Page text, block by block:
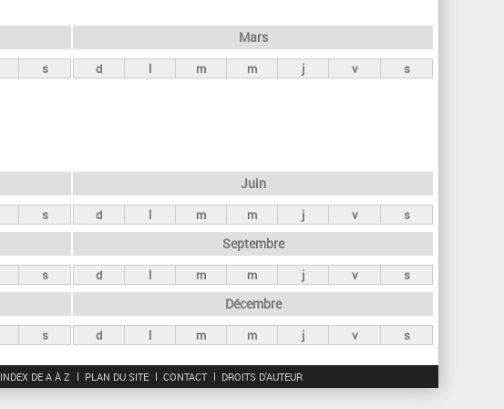
r
c
s
Mars
d l m m j v s
s
Juin
d l m m j v s
s
Septembre
d l m m j v s
s
Décembre
d l m m j v s
INDEX DE A À Z PLAN DU SITE CONTACT DROITS D'AUTEUR